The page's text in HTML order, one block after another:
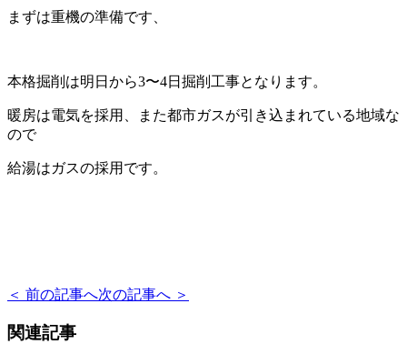
まずは重機の準備です、
本格掘削は明日から3〜4日掘削工事となります。
暖房は電気を採用、また都市ガスが引き込まれている地域な
ので
給湯はガスの採用です。
＜ 前の記事へ次の記事へ ＞
関連記事